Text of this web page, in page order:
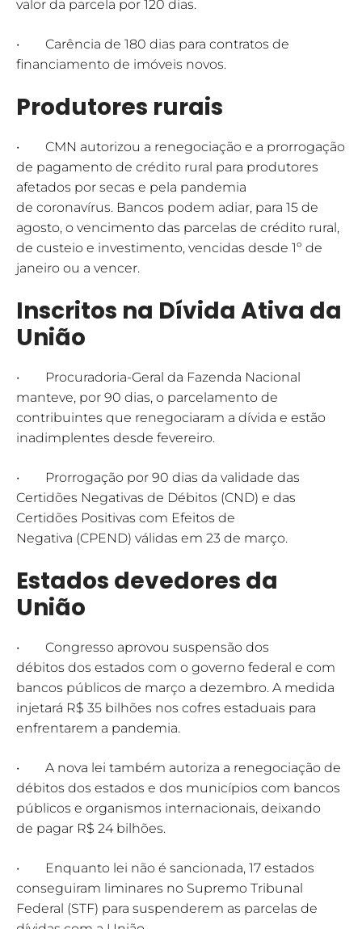
valor da parcela por 120 dias.
• Carência de 180 dias para contratos de
financiamento de imóveis novos.
Produtores rurais
• CMN autorizou a renegociação e a prorrogação
de pagamento de crédito rural para produtores
afetados por secas e pela pandemia
de coronavírus. Bancos podem adiar, para 15 de
agosto, o vencimento das parcelas de crédito rural,
de custeio e investimento, vencidas desde 1º de
janeiro ou a vencer.
Inscritos na Dívida Ativa da
União
• Procuradoria-Geral da Fazenda Nacional
manteve, por 90 dias, o parcelamento de
contribuintes que renegociaram a dívida e estão
inadimplentes desde fevereiro.
• Prorrogação por 90 dias da validade das
Certidões Negativas de Débitos (CND) e das
Certidões Positivas com Efeitos de
Negativa (CPEND) válidas em 23 de março.
Estados devedores da
União
• Congresso aprovou suspensão dos
débitos dos estados com o governo federal e com
bancos públicos de março a dezembro. A medida
injetará R$ 35 bilhões nos cofres estaduais para
enfrentarem a pandemia.
• A nova lei também autoriza a renegociação de
débitos dos estados e dos municípios com bancos
públicos e organismos internacionais, deixando
de pagar R$ 24 bilhões.
• Enquanto lei não é sancionada, 17 estados
conseguiram liminares no Supremo Tribunal
Federal (STF) para suspenderem as parcelas de